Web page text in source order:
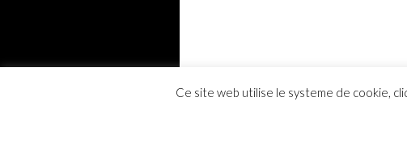
Ce site web utilise le systeme de cookie,